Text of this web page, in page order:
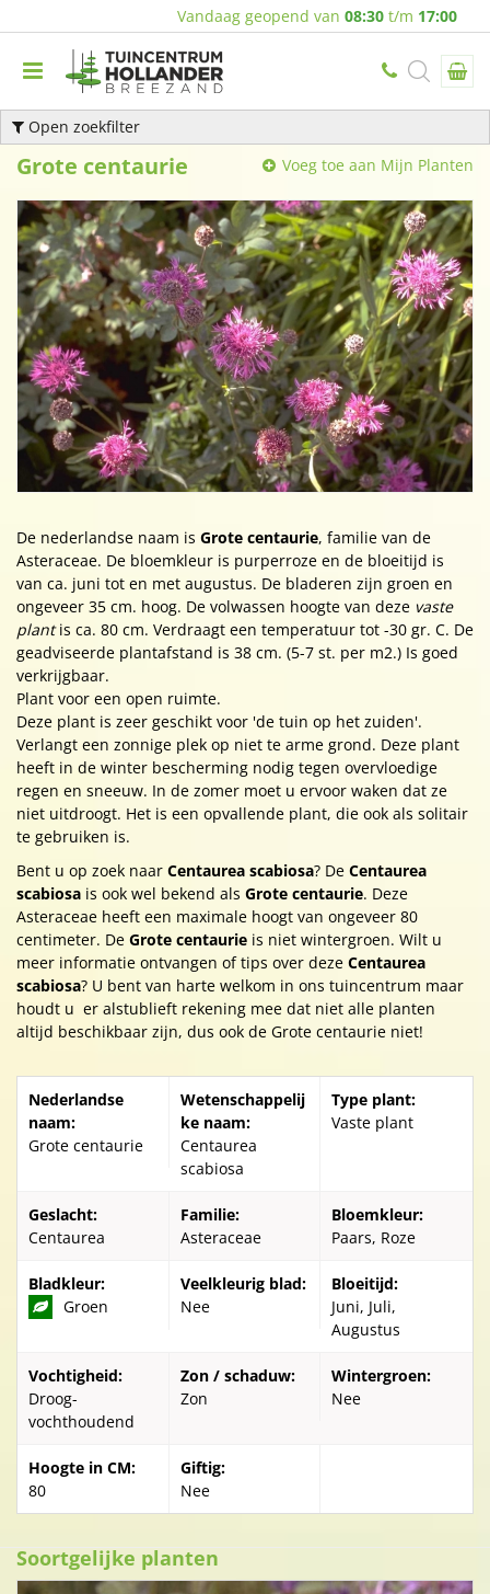
Vandaag geopend van 08:30 t/m 17:00
Open zoekfilter
Grote centaurie Voeg toe aan Mijn Planten
De nederlandse naam is Grote centaurie, familie van de
Asteraceae. De bloemkleur is purperroze en de bloeitijd is
van ca. juni tot en met augustus. De bladeren zijn groen en
ongeveer 35 cm. hoog. De volwassen hoogte van deze vaste
plantis ca. 80 cm. Verdraagt een temperatuur tot -30 gr. C. De
geadviseerde plantafstand is 38 cm. (5-7 st. per m2.) Is goed
verkrijgbaar.
Plant voor een open ruimte.
Deze plant is zeer geschikt voor 'de tuin op het zuiden'.
Verlangt een zonnige plek op niet te arme grond. Deze plant
heeft in de winter bescherming nodig tegen overvloedige
regen en sneeuw. In de zomer moet u ervoor waken dat ze
niet uitdroogt. Het is een opvallende plant, die ook als solitair
te gebruiken is.
Bent u op zoek naar Centaurea scabiosa? De Centaurea
scabiosa is ook wel bekend als Grote centaurie. Deze
Asteraceae heeft een maximale hoogt van ongeveer 80
centimeter. De Grote centaurie is niet wintergroen. Wilt u
meer informatie ontvangen of tips over deze Centaurea
scabiosa? U bent van harte welkom in ons tuincentrum maar
houdt u er alstublieft rekening mee dat niet alle planten
altijd beschikbaar zijn, dus ook de Grote centaurie niet!
Nederlandse
naam:
Grote centaurie
Wetenschappelij
ke naam:
Centaurea
scabiosa
Type plant:
Vaste plant
Geslacht:
Centaurea
Familie:
Asteraceae
Bloemkleur:
Paars, Roze
Bladkleur:
Groen
Veelkleurig blad:
Nee
Bloeitijd:
Juni, Juli,
Augustus
Vochtigheid:
Droog-
vochthoudend
Zon / schaduw:
Zon
Wintergroen:
Nee
Hoogte in CM:
80
Giftig:
Nee
Soortgelijke planten